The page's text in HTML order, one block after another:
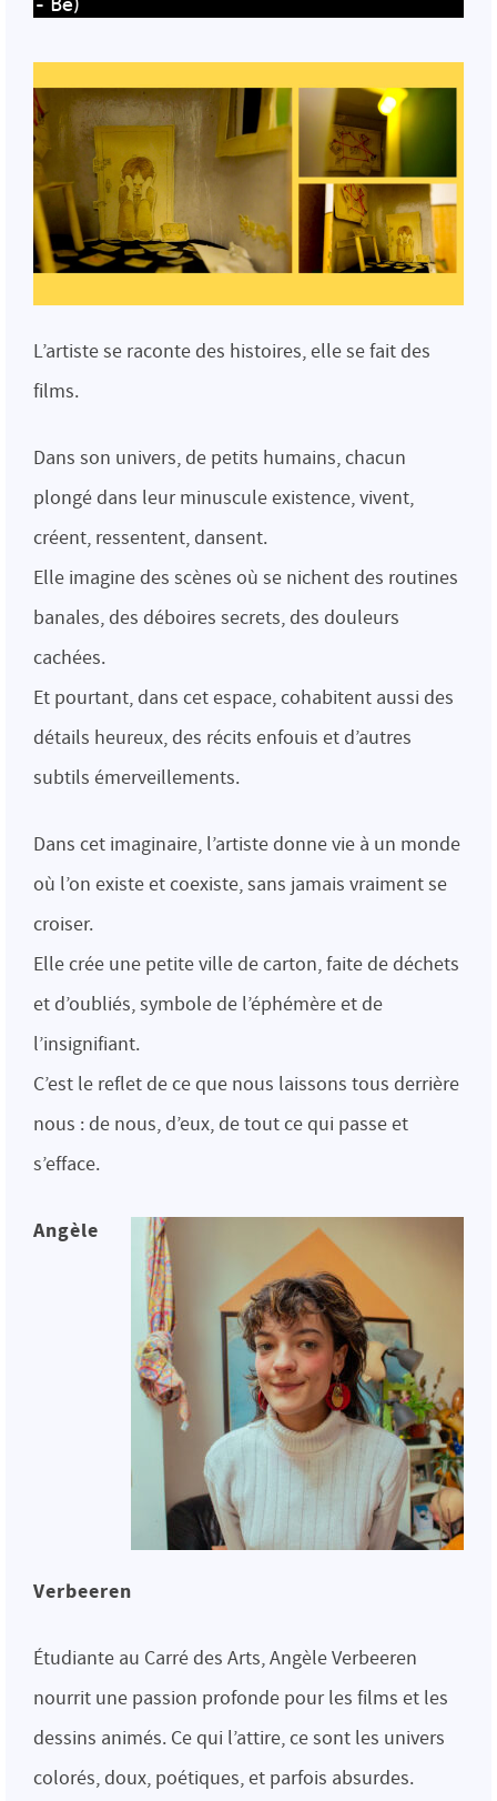
- Be)
L’artiste se raconte des histoires, elle se fait des
films.
Dans son univers, de petits humains, chacun
plongé dans leur minuscule existence, vivent,
créent, ressentent, dansent.
Elle imagine des scènes où se nichent des routines
banales, des déboires secrets, des douleurs
cachées.
Et pourtant, dans cet espace, cohabitent aussi des
détails heureux, des récits enfouis et d’autres
subtils émerveillements.
Dans cet imaginaire, l’artiste donne vie à un monde
où l’on existe et coexiste, sans jamais vraiment se
croiser.
Elle crée une petite ville de carton, faite de déchets
et d’oubliés, symbole de l’éphémère et de
l’insignifiant.
C’est le reflet de ce que nous laissons tous derrière
nous : de nous, d’eux, de tout ce qui passe et
s’efface.
Angèle
Verbeeren
Étudiante au Carré des Arts, Angèle Verbeeren
nourrit une passion profonde pour les films et les
dessins animés. Ce qui l’attire, ce sont les univers
colorés, doux, poétiques, et parfois absurdes.